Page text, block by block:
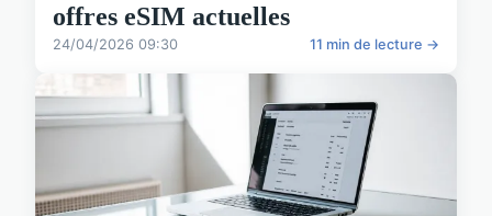
offres eSIM actuelles
24/04/2026 09:30 11 min de lecture →